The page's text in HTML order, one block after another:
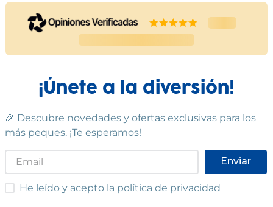
¡Únete a la diversión!
🎉 Descubre novedades y ofertas exclusivas para los
más peques. ¡Te esperamos!
Enviar
He leído y acepto las condiciones
He leído y acepto la política de privacidad